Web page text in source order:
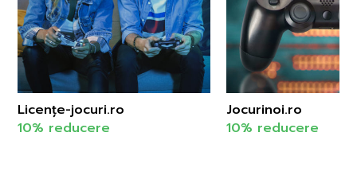
Licențe-jocuri.ro
10% reducere
Jocurinoi.ro
10% reducere